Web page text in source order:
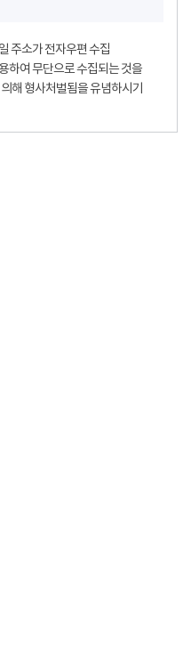
주소가 전자우편 수집
하여 무단으로 수집되는 것을
해 형사처벌됨을 유념하시기